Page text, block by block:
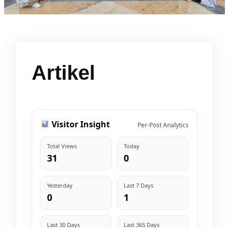
Artikel
Visitor Insight Per-Post Analytics
Total Views
31
Today
0
Yesterday
0
Last 7 Days
1
Last 30 Days Last 365 Days